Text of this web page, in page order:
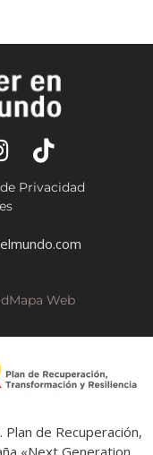
Privacidad
Mapa Web
de Recuperación,
«Next Generation